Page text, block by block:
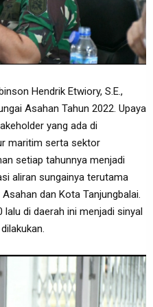
Hendrik Etwiory, S.E.,
Asahan Tahun 2022. Upaya
yang ada di
maritim serta sektor
setiap tahunnya menjadi
aliran sungainya terutama
dan Kota Tanjungbalai.
di daerah ini menjadi sinyal